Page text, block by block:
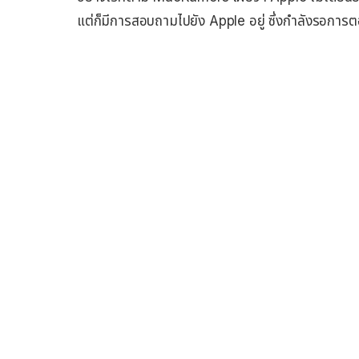
แต่ก็มีการสอบถามไปยัง Apple อยู่ ซึ่งกำลังรอการ